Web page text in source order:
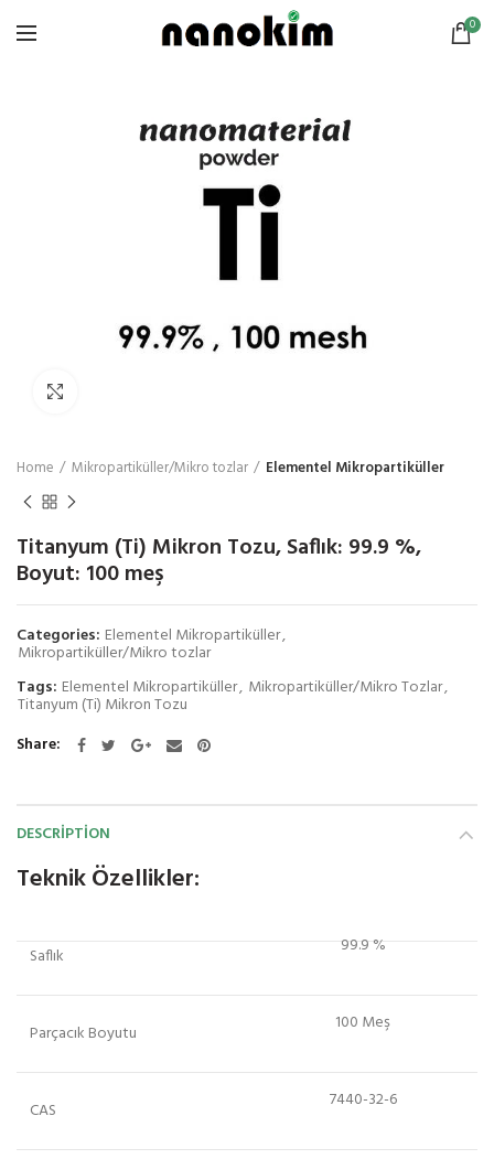
0
Home Mikropartiküller/Mikro tozlar Elementel Mikropartiküller
Titanyum (Ti) Mikron Tozu, Saflık: 99.9 %,
Boyut: 100 meş
Categories: Elementel Mikropartiküller,
Mikropartiküller/Mikro tozlar
Tags: Elementel Mikropartiküller, Mikropartiküller/Mikro Tozlar,
Titanyum (Ti) Mikron Tozu
Share
DESCRIPTION
Teknik Özellikler:
Saflık 99.9 %
Parçacık Boyutu 100 Meş
CAS 7440-32-6